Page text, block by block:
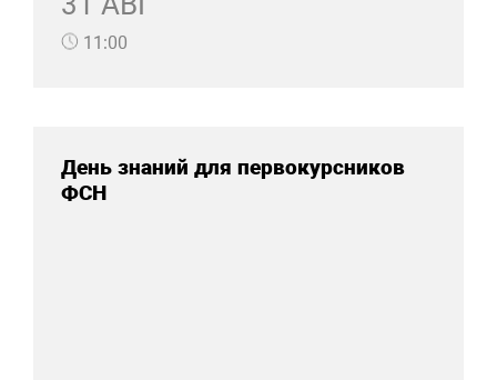
11:00
День знаний для первокурсников
ФСН